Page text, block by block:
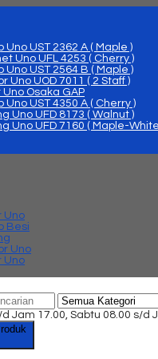
Uno UST 2362 A ( Maple )
Uno UFL 4253 ( Cherry )
Uno UST 2564 B ( Maple )
Uno UOD 7011 ( 2 Staff )
Osaka GAP
Uno UST 4350 A ( Cherry )
Uno UFD 8173 ( Walnut )
Uno UFD 7160 ( Maple-
Uno
Besi
Uno
Uno
Jam 17.00, Sabtu 08.00 s/d